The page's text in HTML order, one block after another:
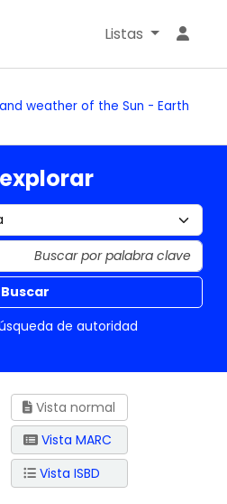
Listas
weather of the Sun - Earth
explorar
Buscar
de autoridad
Vista normal
Vista MARC
Vista ISBD